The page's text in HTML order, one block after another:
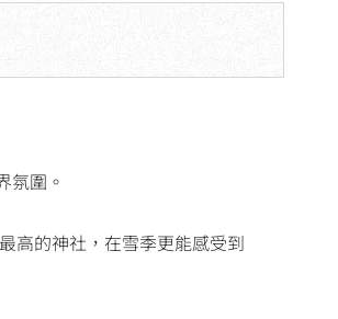
氛圍。
高的神社，在雪季更能感受到